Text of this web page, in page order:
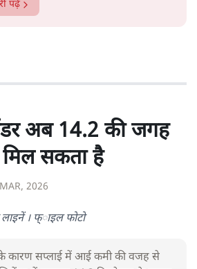
पढ़ें
अब 14.2 की जगह
मिल सकता है
2026